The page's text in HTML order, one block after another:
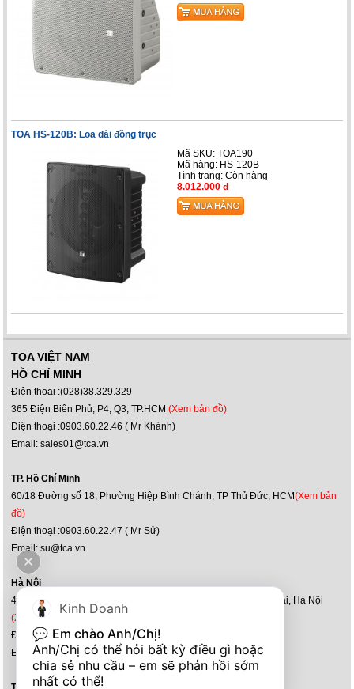
TOA HS-120B: Loa dải đồng trục
Mã SKU: TOA190
Mã hàng: HS-120B
Tình trạng: Còn hàng
8.012.000 đ
TOA VIỆT NAM
HỒ CHÍ MINH
Điện thoại :(028)38.329.329
365 Điện Biên Phủ, P4, Q3, TP.HCM(Xem bản đồ)
Điện thoại :0903.60.22.46 ( Mr Khánh)
Email: sales01@tca.vn
TP. Hồ Chí Minh
60/18 Đường số 18, Phường Hiệp Bình Chánh, TP Thủ Đức, HCM(Xem bản
đồ)
Điện thoại :0903.60.22.47 ( Mr Sử)
Email: su@tca.vn
Hà Nội
47-51, Louis XI, kđt mới Hoàng Văn Thụ, P.Yên Sở, Q.Hoàng Mai, Hà Nội
(Xem bản đồ)
Điện thoại : (024) 36 36 60 60 - 0902.188.722
Email: kd@tca.vn
Kinh Doanh
💬 Em chào Anh/Chị!
Anh/Chị có thể hỏi bất kỳ điều gì hoặc
chia sẻ nhu cầu – em sẽ phản hồi sớm
nhất có thể!